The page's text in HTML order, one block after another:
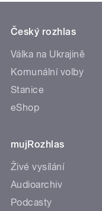
Český rozhlas
Válka na Ukrajině
Komunální volby
Stanice
eShop
mujRozhlas
Živé vysílání
Audioarchiv
Podcasty